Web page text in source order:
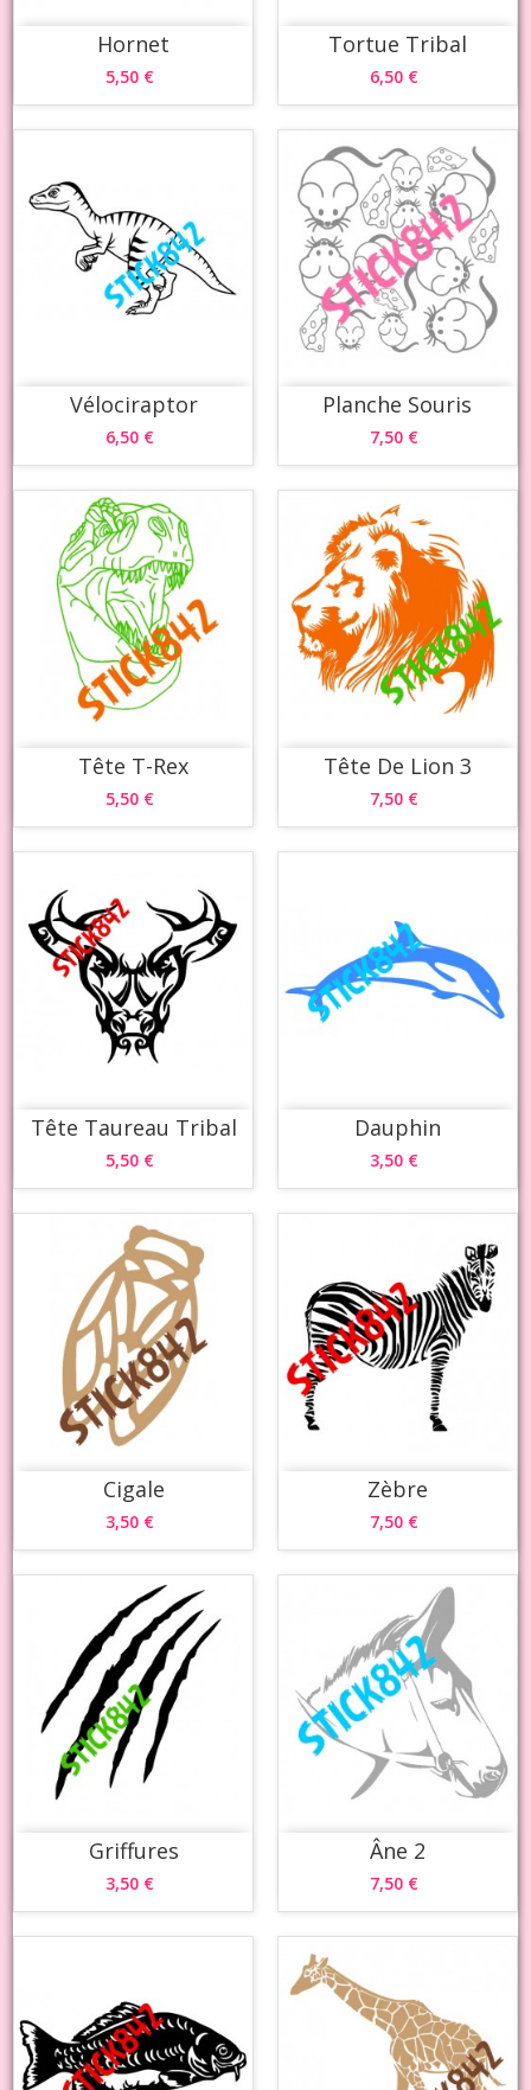
Hornet
5,50 €
Tortue Tribal
6,50 €
Vélociraptor
6,50 €
Planche Souris
7,50 €
Tête T-Rex
5,50 €
Tête De Lion 3
7,50 €
Tête Taureau Tribal
5,50 €
Dauphin
3,50 €
Cigale
3,50 €
Zèbre
7,50 €
Griffures
3,50 €
Âne 2
7,50 €